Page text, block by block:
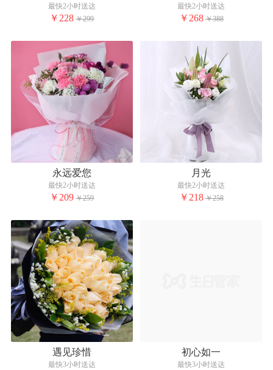
最快2小时送达
￥228 ￥299
最快2小时送达
￥268 ￥388
永远爱您
最快2小时送达
￥209 ￥259
月光
最快2小时送达
￥218 ￥258
遇见珍惜
最快3小时送达
初心如一
最快3小时送达